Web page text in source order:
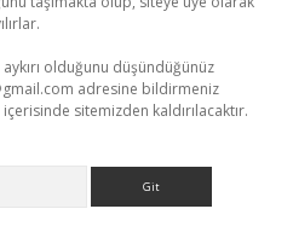
olduğunu düşündüğünüz
adresine bildirmeniz
sitemizden kaldırılacaktır.